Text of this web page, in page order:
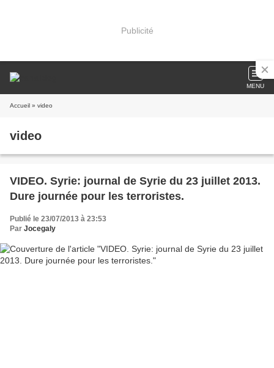
Publicité
MENU
Accueil » video
video
VIDEO. Syrie: journal de Syrie du 23 juillet 2013.
Dure journée pour les terroristes.
Publié le 23/07/2013 à 23:53
Par Jocegaly